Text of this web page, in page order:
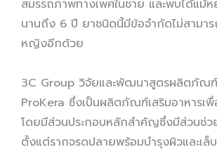
สมรรถภาพทางเพศในชาย และพบได้แม้
นานถึง 6 ปี ยาชนิดนี้มีข้อจำกัดไม่สามาร
หญิงอีกด้วย
3C Group วิจัยและพัฒนาสูตรผลิตภัณฑ์
ProKera ซึ่งเป็นผลิตภัณฑ์เสริมอาหารเ
โดยมีส่วนประกอบหลักสำคัญซึ่งมีส่วนช่ว
ตั้งแต่รากจรดปลายพร้อมบำรุงผิวและเ